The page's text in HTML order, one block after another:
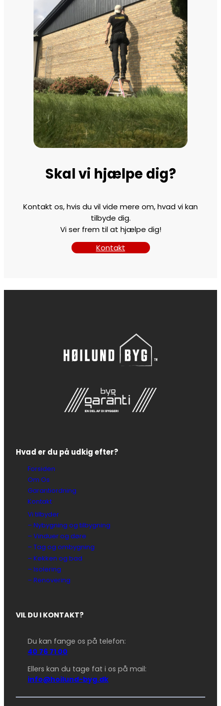
Skal vi hjælpe dig?
Kontakt os, hvis du vil vide mere om, hvad vi kan
tilbyde dig.
Vi ser frem til at hjælpe dig!
Kontakt
Hvad er du på udkig efter?
Forsiden
Om Os
Garantiordning
Kontakt
Vi tilbyder
– Nybygning og tilbygning
– Vinduer og døre
– Tag og ombygning
– Køkken og bad
– Isolering
– Renovering
VIL DU I KONTAKT?
Du kan fange os på telefon:
40 76 71 00
Ellers kan du tage fat i os på mail:
info@hoilund-byg.dk